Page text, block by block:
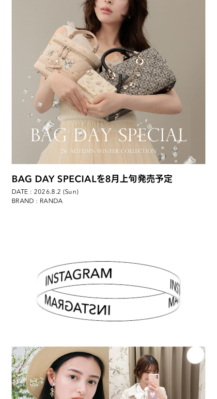
BAG DAY SPECIALを8月上旬発売予定
DATE : 2026.8.2 (Sun)
BRAND : RANDA
INSTAGRAM